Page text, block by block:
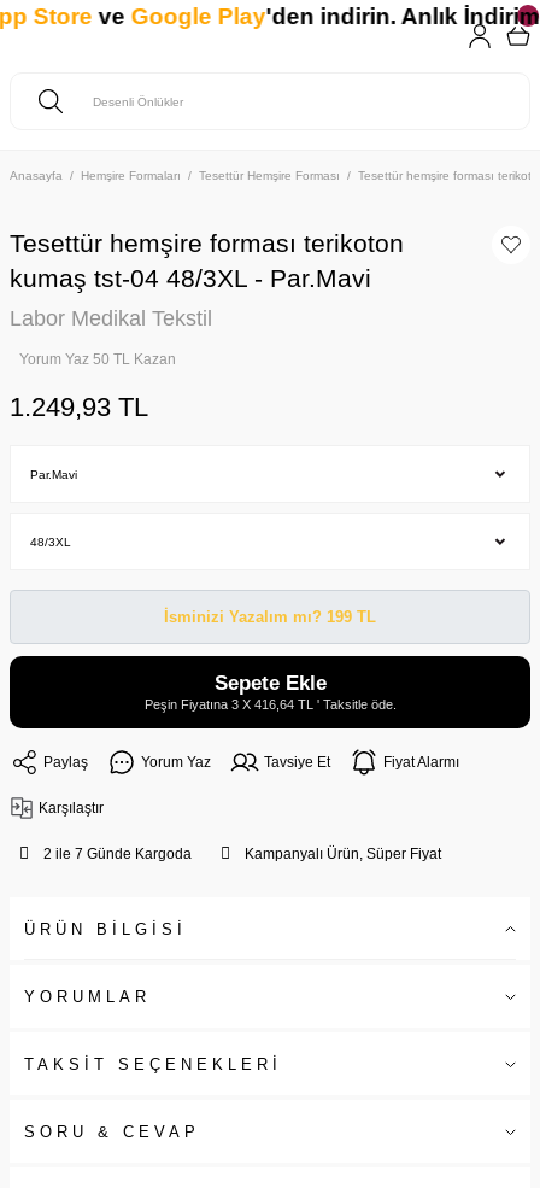
Anasayfa Hemşire Formaları Tesettür Hemşire Forması Tesettür hemşire forması
Tesettür hemşire forması terikoton
kumaş tst-04 48/3XL - Par.Mavi
Labor Medikal Tekstil
Yorum Yaz 50 TL Kazan
1.249,93 TL
İsminizi Yazalım mı? 199 TL
Sepete Ekle
Peşin Fiyatına 3 X 416,64 TL ' Taksitle öde.
Paylaş Yorum Yaz Tavsiye Et Fiyat Alarmı
Karşılaştır
2 ile 7 Günde Kargoda Kampanyalı Ürün, Süper Fiyat
ÜRÜN BİLGİSİ
YORUMLAR
TAKSİT SEÇENEKLERİ
SORU & CEVAP
StoreveGoogle Play'den indirin. Anlık